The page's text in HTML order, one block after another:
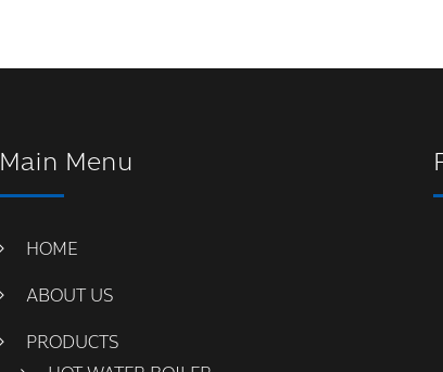
Main Menu
HOME
ABOUT US
PRODUCTS